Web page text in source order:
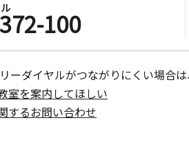
100
ーダイヤルがつながりにくい場合
室を案内してほしい
するお問い合わせ